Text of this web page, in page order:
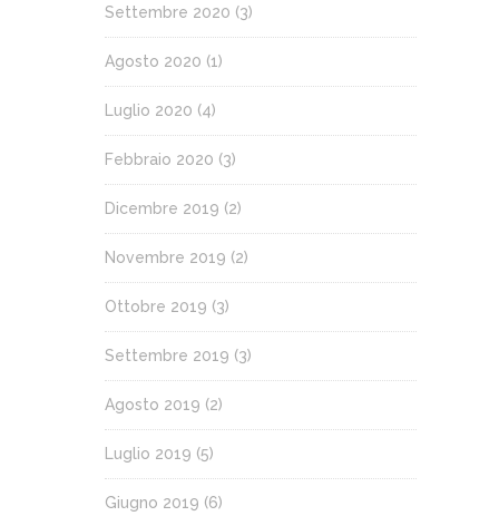
Settembre 2020 (3)
Agosto 2020 (1)
Luglio 2020 (4)
Febbraio 2020 (3)
Dicembre 2019 (2)
Novembre 2019 (2)
Ottobre 2019 (3)
Settembre 2019 (3)
Agosto 2019 (2)
Luglio 2019 (5)
Giugno 2019 (6)